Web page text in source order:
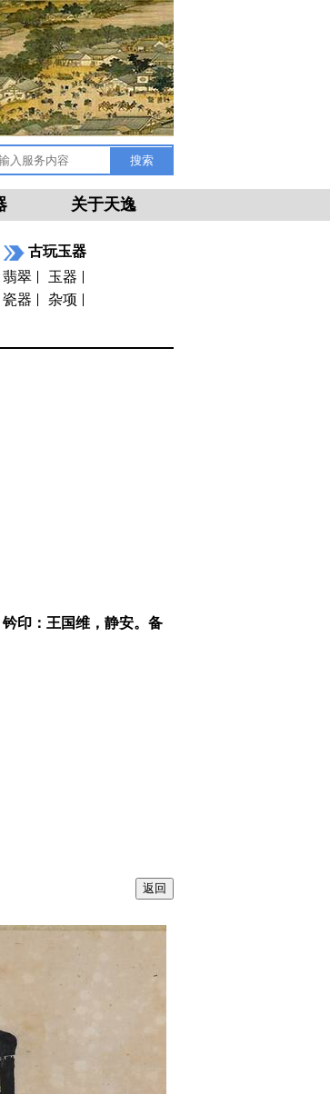
关于天逸
古玩玉器
翡翠
玉器
瓷器
杂项
印：王国维，静安。备